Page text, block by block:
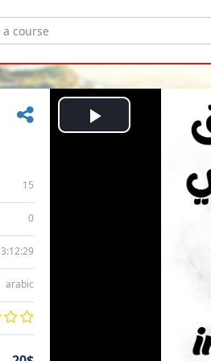
15
0
3:12:29
arabic
Play